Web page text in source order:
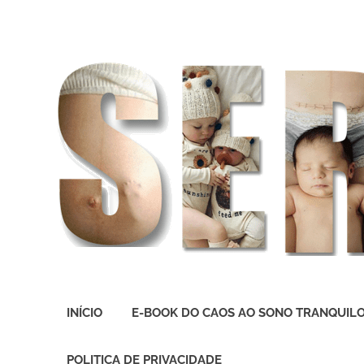
presente
INÍCIO E-BOOK DO CAOS AO SONO
POLITICA DE PRIVACIDADE